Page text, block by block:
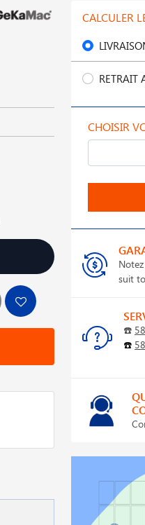
CALCULER
RETRAIT
CHOISIR
suit
☎️
☎️